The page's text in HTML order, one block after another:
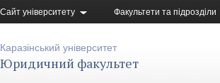
Сайт університету Факультети та підрозділи
Каразінський університет
Юридичний факультет